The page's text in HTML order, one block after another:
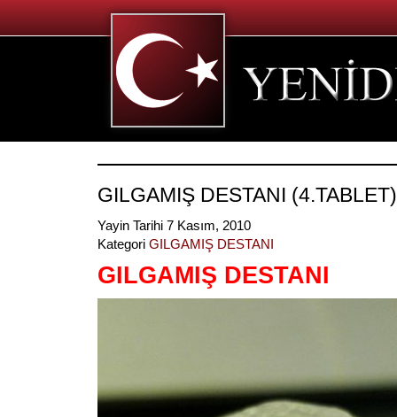
GILGAMIŞ DESTANI (4.TABLET)
Yayin Tarihi 7 Kasım, 2010
Kategori GILGAMIŞ DESTANI
GILGAMIŞ DESTANI